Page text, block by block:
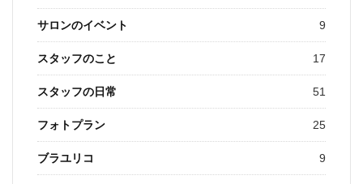
サロンのイベント 9
スタッフのこと 17
スタッフの日常 51
フォトプラン 25
ブラユリコ 9